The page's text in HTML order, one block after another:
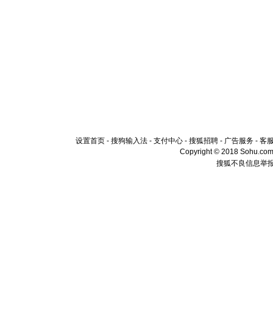
设置首页 - 搜狗输入法 - 支付中心 - 搜狐招聘 - 广告服务 - 客
Copyright © 2018
搜狐不良信息举